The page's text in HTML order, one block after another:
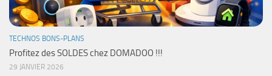
TECHNOS BONS-PLANS
Profitez des SOLDES chez DOMADOO !!!
29 JANVIER 2026